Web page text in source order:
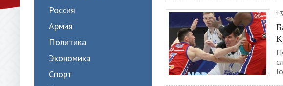
Россия
Армия
Политика
Экономика
Спорт